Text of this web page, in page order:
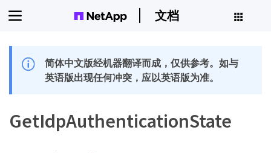
文档
简体中文版经机器翻译而成，仅供参考。如与
英语版出现任何冲突，应以英语版为准。
GetIdpAuthenticationState